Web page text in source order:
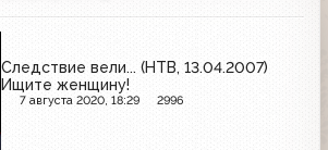
Следствие вели... (НТВ, 13.04.2007)
Ищите женщину!
7 августа 2020, 18:29 2996